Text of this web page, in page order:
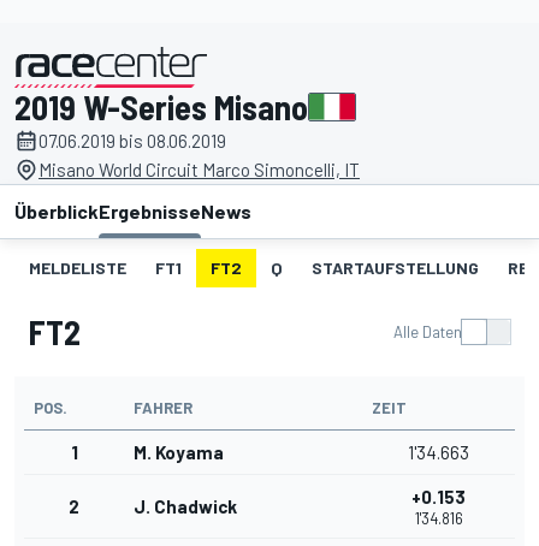
präsentiert von
2019 W-Series Misano
07.06.2019 bis 08.06.2019
Misano World Circuit Marco Simoncelli, IT
ÜberblickErgebnisseNews
MELDELISTE FT1 FT2 Q STARTAUFSTELLUNG
FT2 Alle Daten
POS. FAHRER ZEIT
1 M. Koyama 1'34.663
2 J. Chadwick +0.153
1'34.816